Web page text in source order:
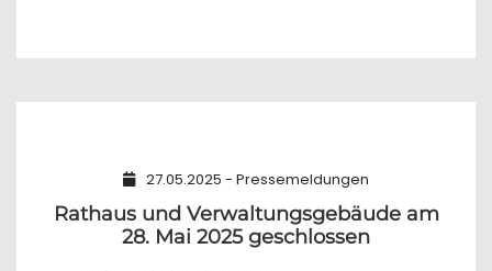
27.05.2025 - Pressemeldungen
Rathaus und Verwaltungsgebäude am
28. Mai 2025 geschlossen